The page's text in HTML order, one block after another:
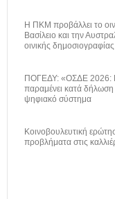
H ΠΚΜ προβάλλει το
Βασίλειο και την
οινικής δημοσιογραφίας
ΠΟΓΕΔΥ: «ΟΣΔΕ 2026:
παραμένει κατά
ψηφιακό σύστημα
Κοινοβουλευτική
προβλήματα στις